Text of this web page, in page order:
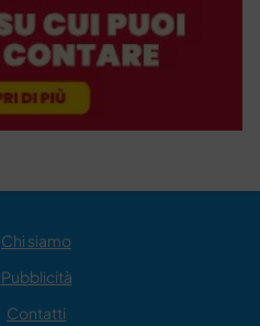
Chi siamo
Pubblicità
Contatti